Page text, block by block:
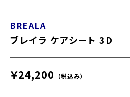
BREALA
ブレイラ ケアシート 3D
￥24,200 （税込み）